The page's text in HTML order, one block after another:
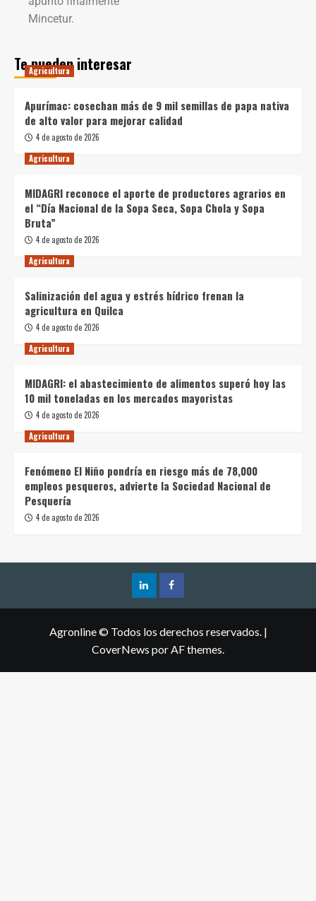
Mincetur.
Te pueden interesar
Agricultura
Apurímac: cosechan más de 9 mil semillas de papa nativa
de alto valor para mejorar calidad
4 de agosto de 2026
Agricultura
MIDAGRI reconoce el aporte de productores agrarios en
el “Día Nacional de la Sopa Seca, Sopa Chola y Sopa
Bruta”
4 de agosto de 2026
Agricultura
Salinización del agua y estrés hídrico frenan la
agricultura en Quilca
4 de agosto de 2026
Agricultura
MIDAGRI: el abastecimiento de alimentos superó hoy las
10 mil toneladas en los mercados mayoristas
4 de agosto de 2026
Agricultura
Fenómeno El Niño pondría en riesgo más de 78,000
empleos pesqueros, advierte la Sociedad Nacional de
Pesquería
4 de agosto de 2026
Agronline © Todos los derechos reservados. |
CoverNews por AF themes.